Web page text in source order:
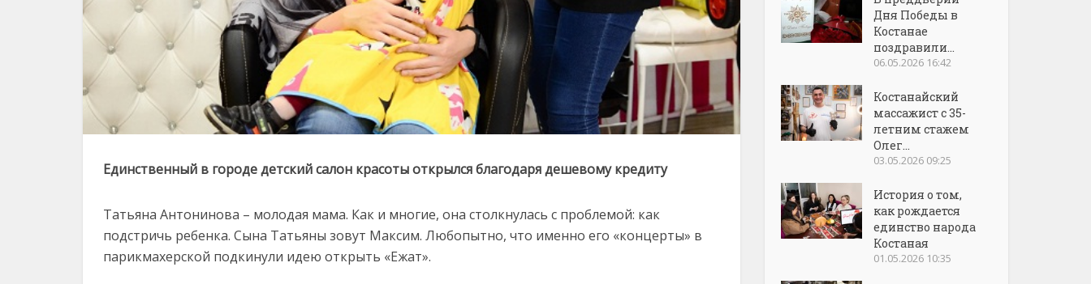
Единственный в городе детский салон красоты открылся благодаря дешевому кредиту
Татьяна Антонинова – молодая мама. Как и многие, она столкнулась с проблемой: как
подстричь ребенка. Сына Татьяны зовут Максим. Любопытно, что именно его «концерты» в
парикмахерской подкинули идею открыть «Ежат».
Дня Победы в
Костанае
поздравили...
06.05.2026 16:42
Костанайский
массажист с 35-
летним стажем
Олег...
03.05.2026 09:25
История о том,
как рождается
единство народа
Костаная
01.05.2026 10:35